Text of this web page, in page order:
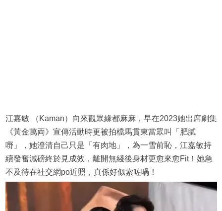
江嘉敏 （Kaman）向來觀眾緣都麻麻，早在2023她出席劇集
《黃金萬両》宣傳活動時更被拍檔馬貫東當眾叫「肥膩
嘢」，她澄清自己只是「有肉地」，為一雪前恥，江嘉敏持
續發奮減磅終於見成效，離開無綫後身材更愈來愈Fit！她急
不及待在社交網po近照，真係好似索咗喎！